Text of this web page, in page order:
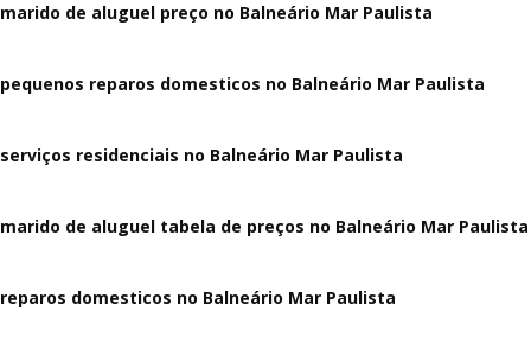
marido de aluguel preço no Balneário Mar Paulista
pequenos reparos domesticos no Balneário Mar Paulista
serviços residenciais no Balneário Mar Paulista
marido de aluguel tabela de preços no Balneário Mar Paulista
reparos domesticos no Balneário Mar Paulista